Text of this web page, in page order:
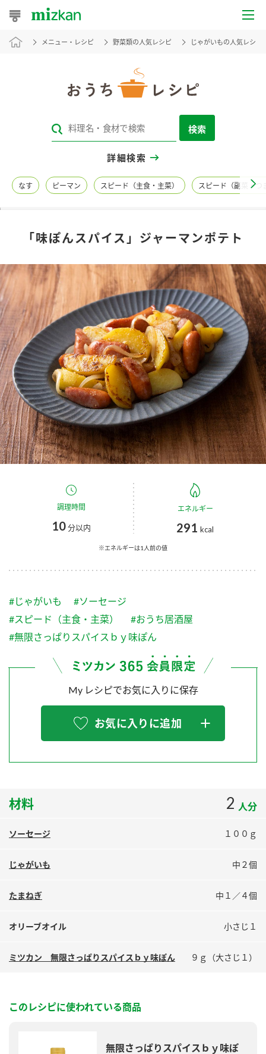
おうちレシピ
レシピカテゴリ一覧
レシピ名特集
商品情報
商品カテゴリ
酢 調味酢
お酢ドリンク ぽん酢
みりん風・料理酒 鍋用調味料
つゆ たれ
スープ 中華
ふりかけ
Fibee
新商品一覧
キャンペーン情報
ブランド・スペシャルサイト
ブランド・スペシャルサイト トップ
商品ブランドサイト
Fibee（ファイビー）
くらしプラ酢
お酢ドリンク
つゆ
納豆のサイト
PIN印
三ツ判山吹
スペシャルサイト
お酢を知ろう！
すしラボ
ぽん酢サワー
鍋奉行マニュアル
ミツカンのCM
人気商品 ＋ おすすめレシピ
企業情報
国内事業概要
企業理念
ミツカンの歴史
ミツカンを知る
環境への取り組み
ZENB initiative
各部門が大切にしていること
お客様相談センター
お客様の声をいかしました
販売終了製品のご案内
よくあるご質問
地図から取り扱い店舗を探す
検索
業務用サイト ミツカングループについて 製造所固有記号一覧
メニュー・レシピ 野菜類の人気レシピ じゃがいもの人気レシピ
検索
詳細検索
なす ピーマン スピード（主食・主菜） スピード（副菜・つ
「味ぽんスパイス」ジャーマンポテト
調理時間
10分以内
エネルギー
291 kcal
※エネルギーは1人前の値
#じゃがいも
#ソーセージ
#スピード（主食・主菜）
#おうち居酒屋
#無限さっぱりスパイスｂｙ味ぽん
My レシピでお気に入りに保存
お気に入りに追加
材料 2 人分
ソーセージ １００ｇ
じゃがいも 中２個
たまねぎ 中１／４個
オリーブオイル 小さじ１
ミツカン 無限さっぱりスパイスｂｙ味ぽん ９ｇ（大さじ１）
このレシピに使われている商品
無限さっぱりスパイスｂｙ味ぽ